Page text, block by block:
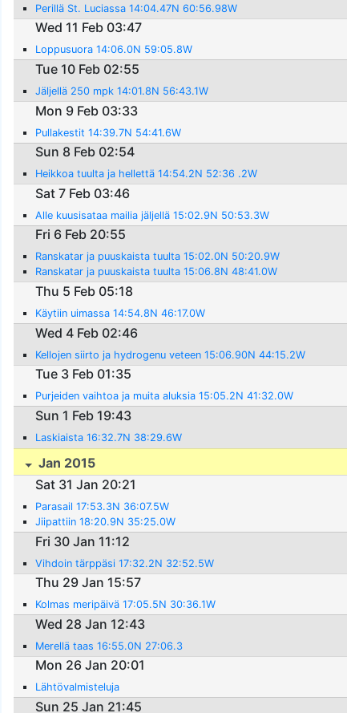
Perillä St. Luciassa 14:04.47N 60:56.98W
Wed 11 Feb 03:47
Loppusuora 14:06.0N 59:05.8W
Tue 10 Feb 02:55
Jäljellä 250 mpk 14:01.8N 56:43.1W
Mon 9 Feb 03:33
Pullakestit 14:39.7N 54:41.6W
Sun 8 Feb 02:54
Heikkoa tuulta ja hellettä 14:54.2N 52:36 .2W
Sat 7 Feb 03:46
Alle kuusisataa mailia jäljellä 15:02.9N 50:53.3W
Fri 6 Feb 20:55
Ranskatar ja puuskaista tuulta 15:02.0N 50:20.9W
Ranskatar ja puuskaista tuulta 15:06.8N 48:41.0W
Thu 5 Feb 05:18
Käytiin uimassa 14:54.8N 46:17.0W
Wed 4 Feb 02:46
Kellojen siirto ja hydrogenu veteen 15:06.90N 44:15.2W
Tue 3 Feb 01:35
Purjeiden vaihtoa ja muita aluksia 15:05.2N 41:32.0W
Sun 1 Feb 19:43
Laskiaista 16:32.7N 38:29.6W
Jan 2015
Sat 31 Jan 20:21
Parasail 17:53.3N 36:07.5W
Jiipattiin 18:20.9N 35:25.0W
Fri 30 Jan 11:12
Vihdoin tärppäsi 17:32.2N 32:52.5W
Thu 29 Jan 15:57
Kolmas meripäivä 17:05.5N 30:36.1W
Wed 28 Jan 12:43
Merellä taas 16:55.0N 27:06.3
Mon 26 Jan 20:01
Lähtövalmisteluja
Sun 25 Jan 21:45